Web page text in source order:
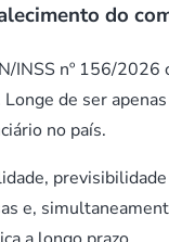
do
INSS nº 156/
de ser
no país.
e,